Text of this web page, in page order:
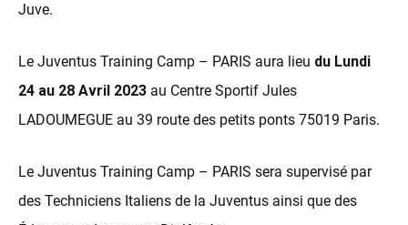
Juve.
Le Juventus Training Camp – PARIS aura lieu du Lundi
24 au 28 Avril 2023 au Centre Sportif Jules
LADOUMEGUE au 39 route des petits ponts 75019 Paris.
Le Juventus Training Camp – PARIS sera supervisé par
des Techniciens Italiens de la Juventus ainsi que des